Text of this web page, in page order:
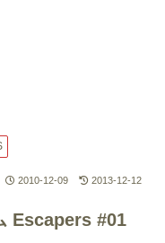
2010-12-09 2013-12-12
Escapers #01